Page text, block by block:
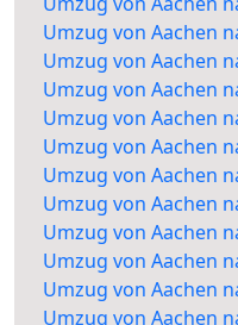
Umzug von Aachen
Umzug von Aachen
Umzug von Aachen
Umzug von Aachen
Umzug von Aachen
Umzug von Aachen
Umzug von Aachen
Umzug von Aachen
Umzug von Aachen
Umzug von Aachen
Umzug von Aachen